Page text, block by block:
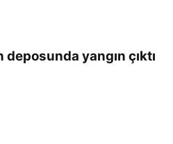
deposunda yangın çıktı